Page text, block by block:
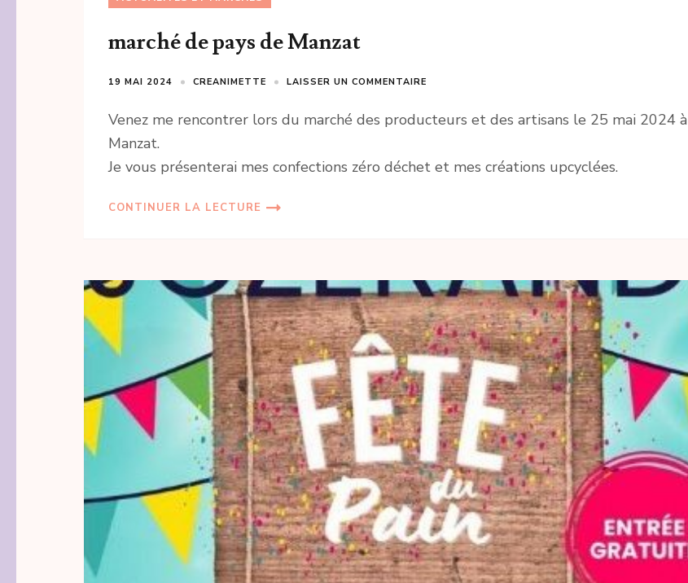
marché de pays de Manzat
19 MAI 2024 CREANIMETTE LAISSER UN COMMENTAIRE
Venez me rencontrer lors du marché des producteurs et des artisans le 25 mai 2024 à
Manzat.
Je vous présenterai mes confections zéro déchet et mes créations upcyclées.
CONTINUER LA LECTURE